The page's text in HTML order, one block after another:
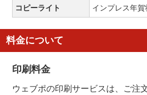
コピーライト インプレス年賀
料金について
印刷料金
ウェブポの印刷サービスは、ご注